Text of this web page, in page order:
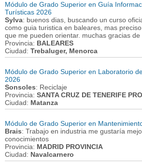
Módulo de Grado Superior en Guía
Turísticas 2026
Sylva: buenos dias, buscando un curso
como guia turistica en baleares, mas
que me pueden orientar. muchas gracias
Provincia: BALEARES
Ciudad: Trebaluger, Menorca
Módulo de Grado Superior en Laboratorio
2026
Sonsoles: Reciclaje
Provincia: SANTA CRUZ DE TENERIFE
Ciudad: Matanza
Módulo de Grado Superior en
Brais: Trabajo en industria me gustaría
conocimientos
Provincia: MADRID PROVINCIA
Ciudad: Navalcarnero